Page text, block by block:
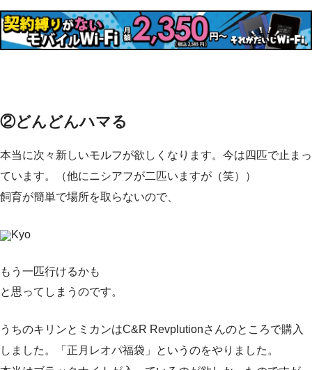
②どんどんハマる
本当に次々新しいモルフが欲しくなります。今は四匹で止まっ
ています。（他にニシアフが二匹いますが（笑））
飼育が簡単で場所を取らないので、
Kyo
もう一匹行けるかも
と思ってしまうのです。
うちのキリンとミカンはC&R Revplutionさんのところで購入
しました。「正月レオパ福袋」というのをやりました。